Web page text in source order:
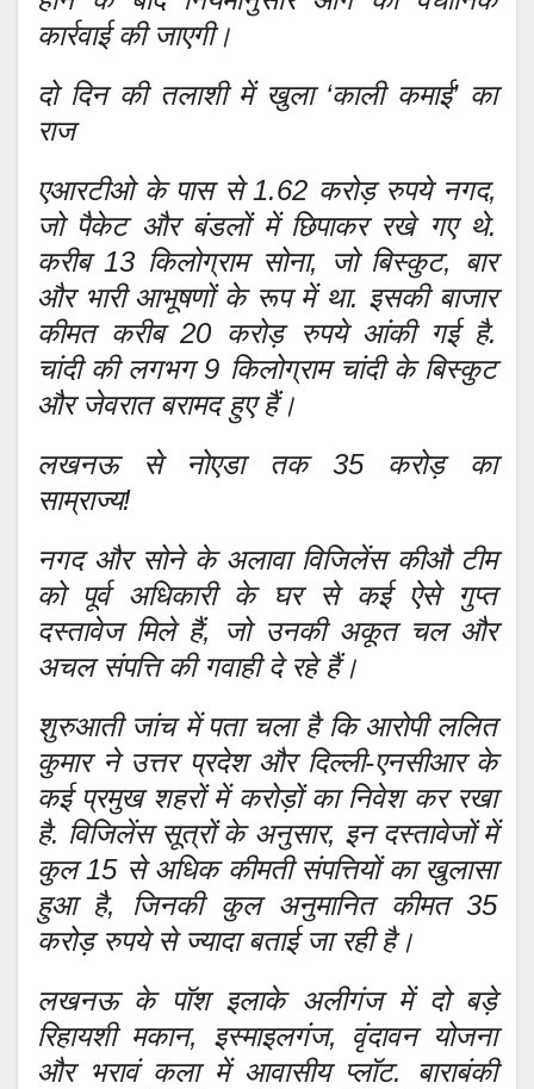
कार्रवाई की जाएगी।
दो दिन की तलाशी में खुला ‘काली कमाई’ का
राज
एआरटीओ के पास से 1.62 करोड़ रुपये नगद,
जो पैकेट और बंडलों में छिपाकर रखे गए थे.
करीब 13 किलोग्राम सोना, जो बिस्कुट, बार
और भारी आभूषणों के रूप में था. इसकी बाजार
कीमत करीब 20 करोड़ रुपये आंकी गई है.
चांदी की लगभग 9 किलोग्राम चांदी के बिस्कुट
और जेवरात बरामद हुए हैं।
लखनऊ से नोएडा तक 35 करोड़ का
साम्राज्य!
नगद और सोने के अलावा विजिलेंस कीऔ टीम
को पूर्व अधिकारी के घर से कई ऐसे गुप्त
दस्तावेज मिले हैं, जो उनकी अकूत चल और
अचल संपत्ति की गवाही दे रहे हैं।
शुरुआती जांच में पता चला है कि आरोपी ललित
कुमार ने उत्तर प्रदेश और दिल्ली-एनसीआर के
कई प्रमुख शहरों में करोड़ों का निवेश कर रखा
है. विजिलेंस सूत्रों के अनुसार, इन दस्तावेजों में
कुल 15 से अधिक कीमती संपत्तियों का खुलासा
हुआ है, जिनकी कुल अनुमानित कीमत 35
करोड़ रुपये से ज्यादा बताई जा रही है।
लखनऊ के पॉश इलाके अलीगंज में दो बड़े
रिहायशी मकान, इस्माइलगंज, वृंदावन योजना
और भरावं कला में आवासीय प्लॉट. बाराबंकी